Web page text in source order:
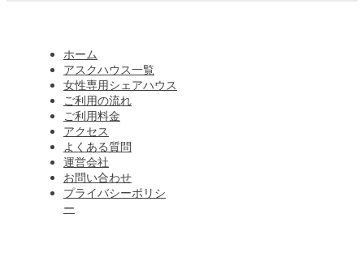
ホーム
アスクハウス一覧
女性専用シェアハウス
ご利用の流れ
ご利用料金
アクセス
よくある質問
運営会社
お問い合わせ
プライバシーポリシ
ー